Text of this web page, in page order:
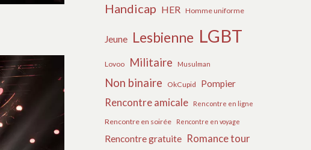
Handicap HER Homme uniforme
Jeune Lesbienne LGBT
Lovoo Militaire Musulman
Non binaire OkCupid Pompier
Rencontre amicale Rencontre en ligne
Rencontre en soirée Rencontre en voyage
Rencontre gratuite Romance tour